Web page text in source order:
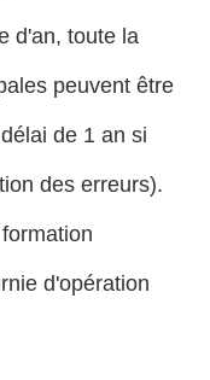
d'an, toute la
peuvent être
de 1 an si
des erreurs).
d'opération